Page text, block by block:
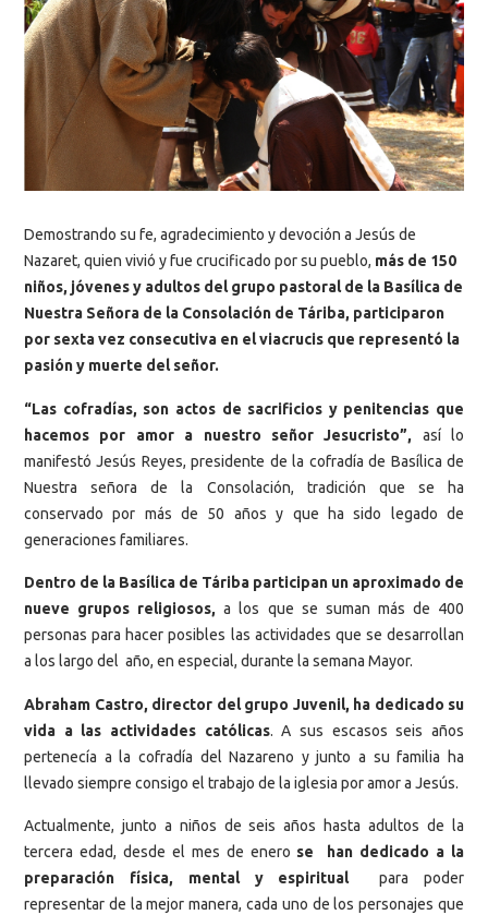
Demostrando su fe, agradecimiento y devoción a Jesús de
Nazaret, quien vivió y fue crucificado por su pueblo, más de 150
niños, jóvenes y adultos del grupo pastoral de la Basílica de
Nuestra Señora de la Consolación de Táriba, participaron
por sexta vez consecutiva en el viacrucis que representó la
pasión y muerte del señor.
“Las cofradías, son actos de sacrificios y penitencias que
hacemos por amor a nuestro señor Jesucristo”, así lo
manifestó Jesús Reyes, presidente de la cofradía de Basílica de
Nuestra señora de la Consolación, tradición que se ha
conservado por más de 50 años y que ha sido legado de
generaciones familiares.
Dentro de la Basílica de Táriba participan un aproximado de
nueve grupos religiosos, a los que se suman más de 400
personas para hacer posibles las actividades que se desarrollan
a los largo del año, en especial, durante la semana Mayor.
Abraham Castro, director del grupo Juvenil, ha dedicado su
vida a las actividades católicas. A sus escasos seis años
pertenecía a la cofradía del Nazareno y junto a su familia ha
llevado siempre consigo el trabajo de la iglesia por amor a Jesús.
Actualmente, junto a niños de seis años hasta adultos de la
tercera edad, desde el mes de enero se han dedicado a la
preparación física, mental y espiritualpara poder
representar de la mejor manera, cada uno de los personajes que